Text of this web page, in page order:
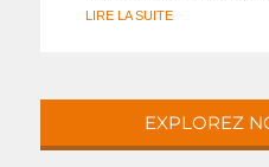
LIRE LA SUITE
EXPLOREZ